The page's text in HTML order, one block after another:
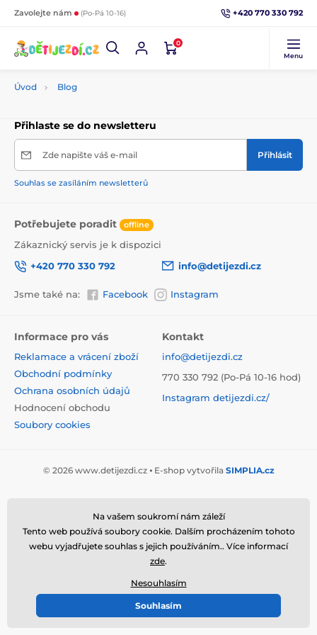
Zavolejte nám (Po-Pá 10-16) +420 770 330 792
0
Menu
Úvod Blog
Přihlaste se do newsletteru
Zde napište váš e-mail Přihlásit
Souhlas se zasíláním newsletterů
Potřebujete poradit offline
Zákaznický servis je k dispozici
+420 770 330 792
info@detijezdi.cz
Jsme také na: Facebook Instagram
Informace pro vás
Reklamace a vrácení zboží
Obchodní podmínky
Ochrana osobních údajů
Hodnocení obchodu
Soubory cookies
Kontakt
info@detijezdi.cz
770 330 792 (Po-Pá 10-16 hod)
Instagram detijezdi.cz/
© 2026 www.detijezdi.cz ⦁ E-shop vytvořila SIMPLIA.cz
Na vašem soukromí nám záleží
Tento web používá soubory cookie. Dalším procházením tohoto
webu vyjadřujete souhlas s jejich používáním.. Více informací
zde.
Nesouhlasím
Souhlasím